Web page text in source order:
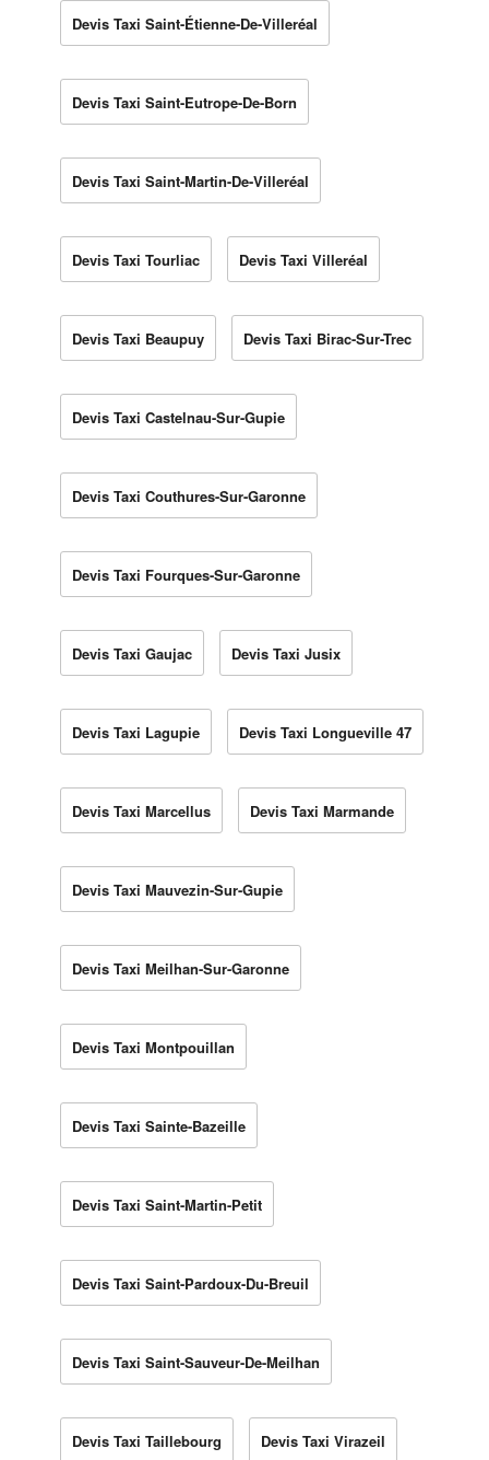
Devis Taxi Saint-Étienne-De-Villeréal
Devis Taxi Saint-Eutrope-De-Born
Devis Taxi Saint-Martin-De-Villeréal
Devis Taxi Tourliac Devis Taxi Villeréal
Devis Taxi Beaupuy Devis Taxi Birac-Sur-Trec
Devis Taxi Castelnau-Sur-Gupie
Devis Taxi Couthures-Sur-Garonne
Devis Taxi Fourques-Sur-Garonne
Devis Taxi Gaujac Devis Taxi Jusix
Devis Taxi Lagupie Devis Taxi Longueville 47
Devis Taxi Marcellus Devis Taxi Marmande
Devis Taxi Mauvezin-Sur-Gupie
Devis Taxi Meilhan-Sur-Garonne
Devis Taxi Montpouillan
Devis Taxi Sainte-Bazeille
Devis Taxi Saint-Martin-Petit
Devis Taxi Saint-Pardoux-Du-Breuil
Devis Taxi Saint-Sauveur-De-Meilhan
Devis Taxi Taillebourg Devis Taxi Virazeil